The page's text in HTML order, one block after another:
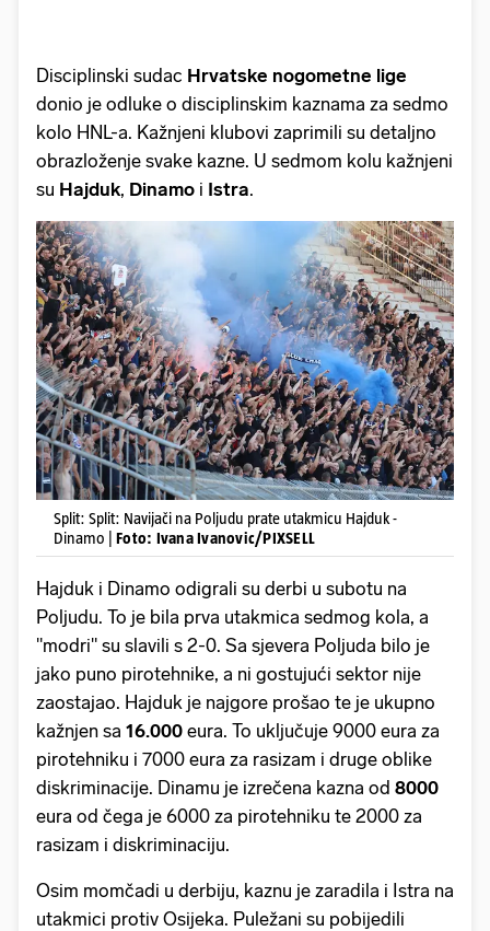
Disciplinski sudac Hrvatske nogometne lige
donio je odluke o disciplinskim kaznama za sedmo
kolo HNL-a. Kažnjeni klubovi zaprimili su detaljno
obrazloženje svake kazne. U sedmom kolu kažnjeni
su Hajduk, Dinamo i Istra.
Split: Split: Navijači na Poljudu prate utakmicu Hajduk -
Dinamo | Foto: Ivana Ivanovic/PIXSELL
Hajduk i Dinamo odigrali su derbi u subotu na
Poljudu. To je bila prva utakmica sedmog kola, a
"modri" su slavili s 2-0. Sa sjevera Poljuda bilo je
jako puno pirotehnike, a ni gostujući sektor nije
zaostajao. Hajduk je najgore prošao te je ukupno
kažnjen sa 16.000 eura. To uključuje 9000 eura za
pirotehniku i 7000 eura za rasizam i druge oblike
diskriminacije. Dinamu je izrečena kazna od 8000
eura od čega je 6000 za pirotehniku te 2000 za
rasizam i diskriminaciju.
Osim momčadi u derbiju, kaznu je zaradila i Istra na
utakmici protiv Osijeka. Puležani su pobijedili